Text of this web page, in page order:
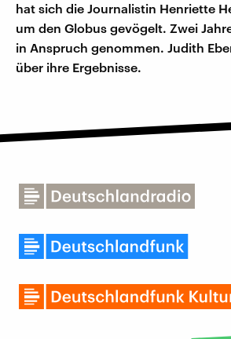
hat sich die Journalistin Henriette
um den Globus gevögelt. Zwei
in Anspruch genommen. Judith
über ihre Ergebnisse.